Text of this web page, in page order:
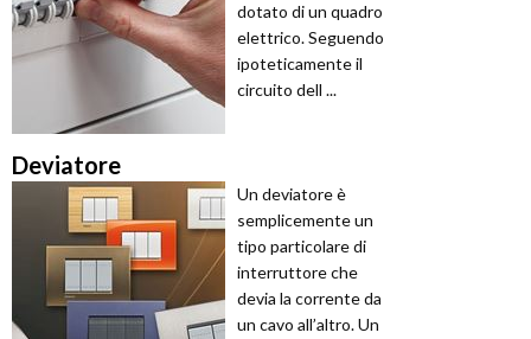
dotato di un quadro
elettrico. Seguendo
ipoteticamente il
circuito dell ...
Deviatore
Un deviatore è
semplicemente un
tipo particolare di
interruttore che
devia la corrente da
un cavo all’altro. Un